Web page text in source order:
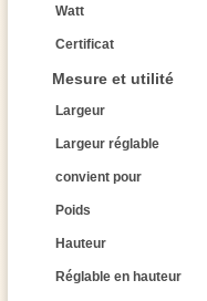
Watt
Certificat
Mesure et utilité
Largeur
Largeur réglable
convient pour
Poids
Hauteur
Réglable en hauteur